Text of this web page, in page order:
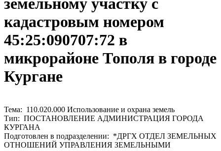
земельному участку с
кадастровым номером
45:25:090707:72 в
микрорайоне Тополя в городе
Кургане
Тема: 110.020.000 Использование и охрана земель
Тип: ПОСТАНОВЛЕНИЕ АДМИНИСТРАЦИЯ ГОРОДА
КУРГАНА
Подготовлен в подразделении: *ДРГХ ОТДЕЛ ЗЕМЕЛЬНЫХ
ОТНОШЕНИЙ УПРАВЛЕНИЯ ЗЕМЕЛЬНЫМИ